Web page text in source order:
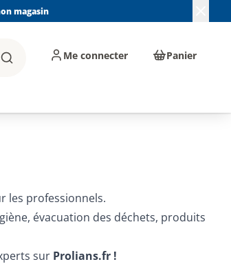
magasin
Rechercher
Me connecter Panier
les professionnels.
évacuation des déchets, produits
sur Prolians.fr !